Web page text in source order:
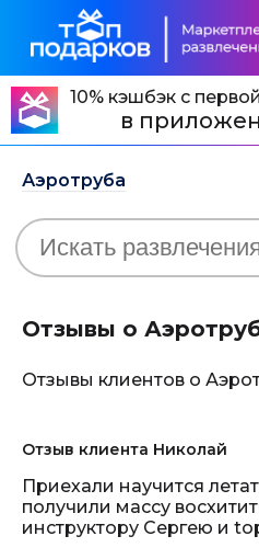
10% кэшбэк с
в
Аэротруба
Отзывы о
Отзывы клиентов о
Отзыв клиента Николай
Приехали научится
получили массу
инструктору Сергею и